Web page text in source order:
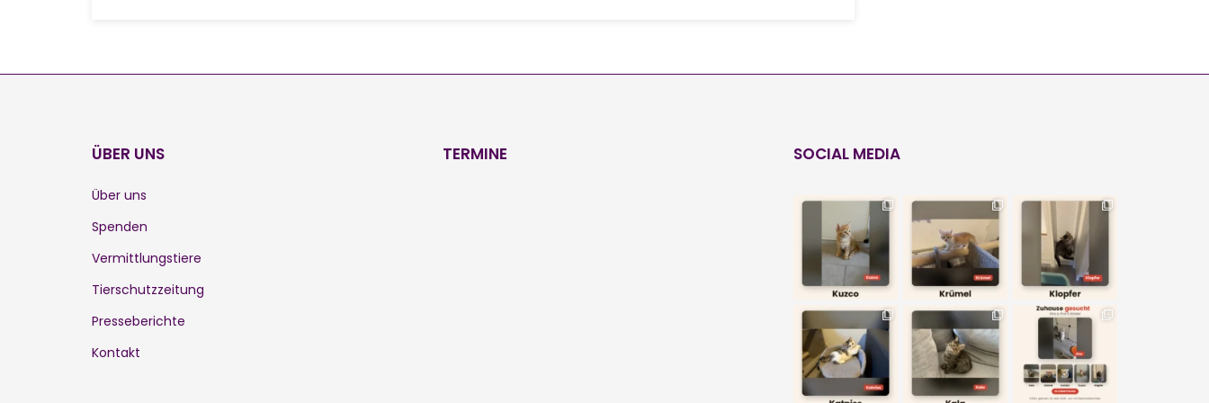
ÜBER UNS
Über uns
Spenden
Vermittlungstiere
Tierschutzzeitung
Presseberichte
Kontakt
TERMINE SOCIAL MEDIA